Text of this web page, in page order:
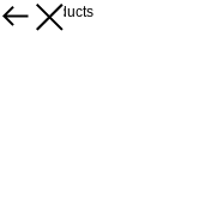
More products